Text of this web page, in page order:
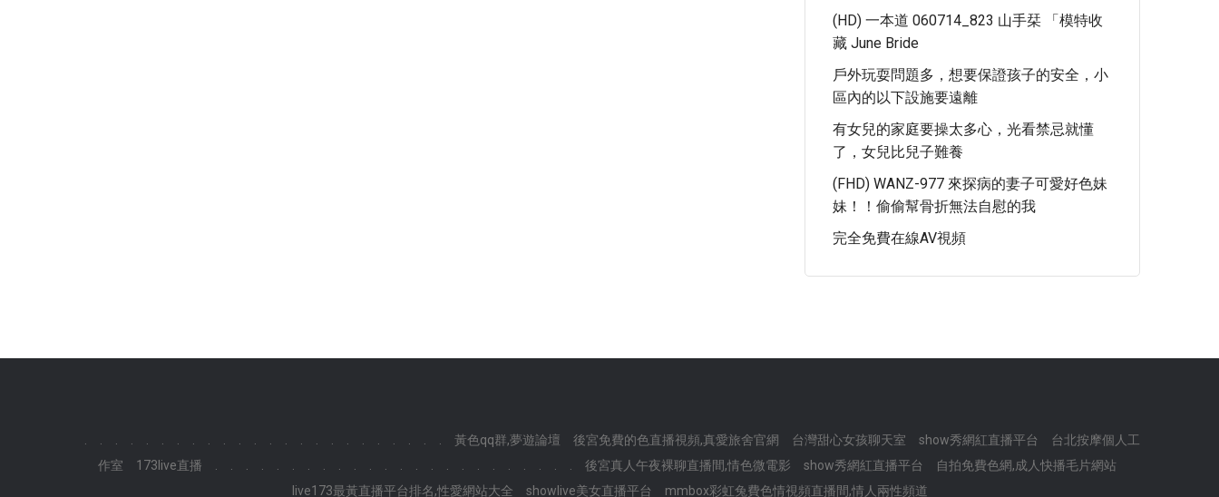
(HD) 一本道 060714_823 山手栞 「模特收
藏 June Bride
戶外玩耍問題多，想要保證孩子的安全，小
區內的以下設施要遠離
有女兒的家庭要操太多心，光看禁忌就懂
了，女兒比兒子難養
(FHD) WANZ-977 來探病的妻子可愛好色妹
妹！！偷偷幫骨折無法自慰的我
完全免費在線AV視頻
黃色qq群,夢遊論壇 後宮免費的色直播視頻,真愛旅舍官網 台灣甜心女孩聊天室 show秀網紅直播平台
台北按摩個人工
作室
173live直播 後宮真人午夜裸聊直播間,情色微電影 show秀網紅直播平台
自拍免費色網,成人快播毛片網站
live173最黃直播平台排名,性愛網站大全
showlive美女直播平台 mmbox彩虹兔費色情視頻直播間,情人兩性頻道